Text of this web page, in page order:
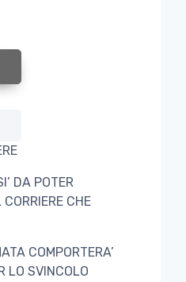
2000MM X 900 MM -
DA POTER
CHE
COMPORTERA’
LO SVINCOLO